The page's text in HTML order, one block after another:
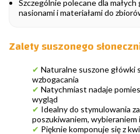
Szczególnie polecane dla
nasionami i materiałami do
Zalety suszonego
✔ Naturalne suszone główki
wzbogacania
✔ Natychmiast nadaje
wygląd
✔ Idealny do stymulowania
poszukiwaniem, wybieraniem
✔ Pięknie komponuje się z